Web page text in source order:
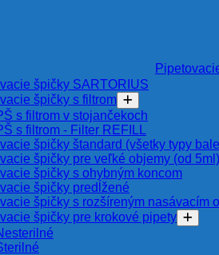
špičky SARTORIUS
špičky s filtrom
s filtrom v stojančekoch
s filtrom - Filter REFILL
špičky štandard (všetky typy
špičky pre veľké objemy (od 5ml)
špičky s ohybným koncom
špičky predĺžené
špičky s rozšíreným nasávacím
špičky pre krokové pipety